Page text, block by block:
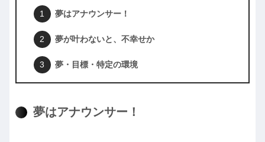
夢はアナウンサー！
夢が叶わないと、不幸せか
夢・目標・特定の環境
夢はアナウンサー！